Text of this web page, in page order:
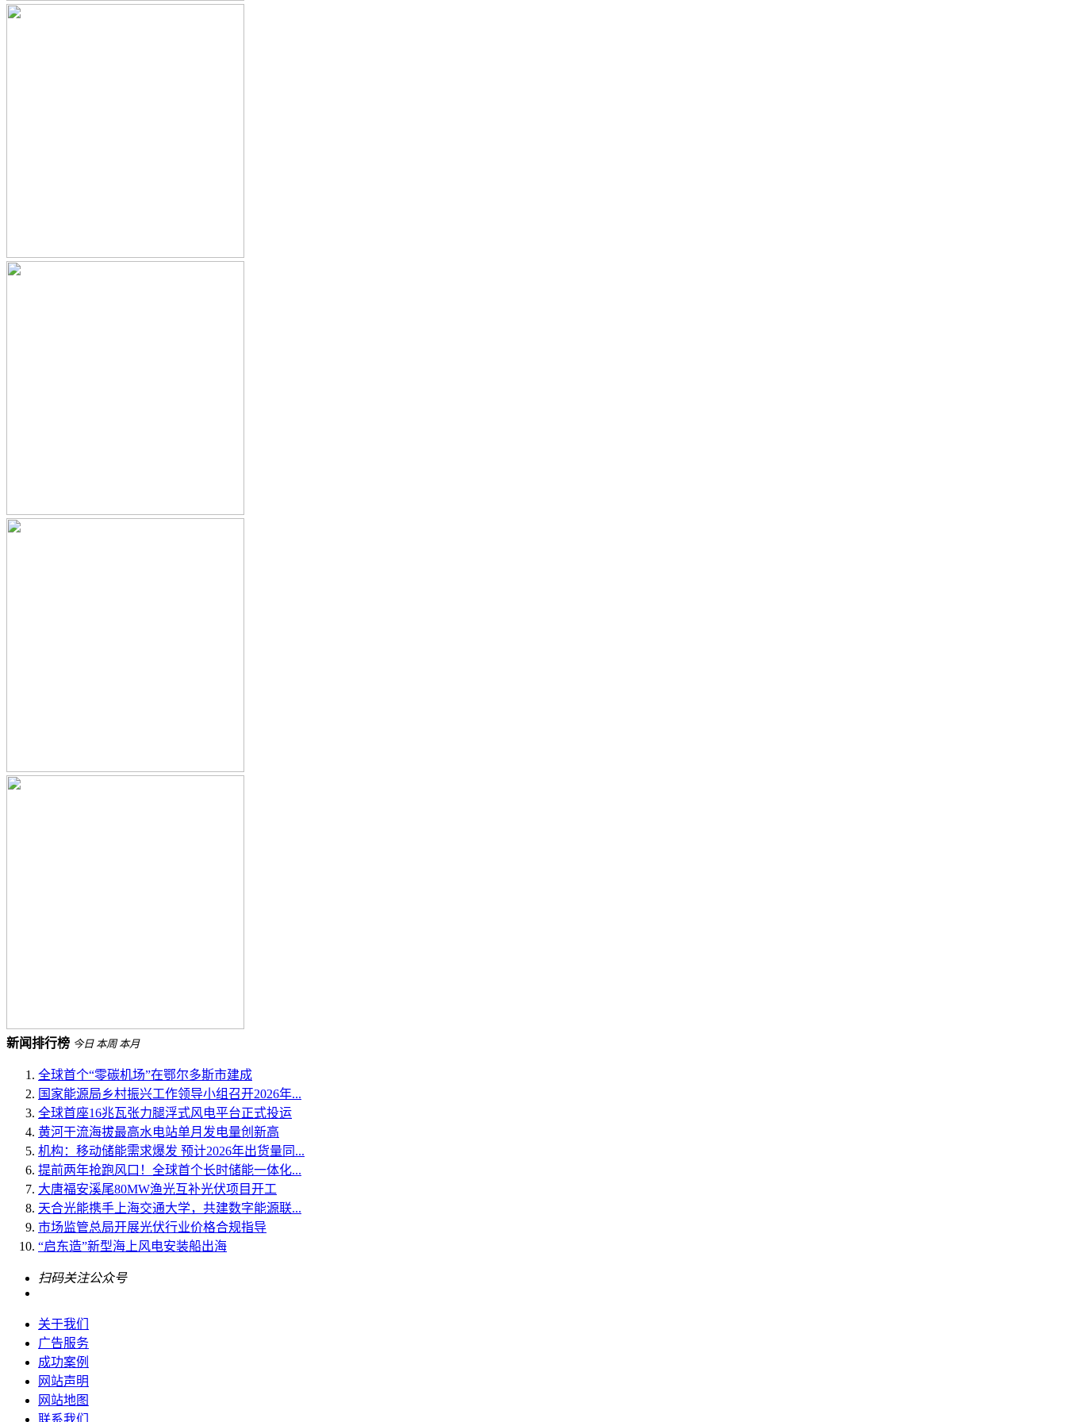
新闻排行榜 今日 本周 本月
全球首个“零碳机场”在鄂尔多斯市建成
国家能源局乡村振兴工作领导小组召开2026年...
全球首座16兆瓦张力腿浮式风电平台正式投运
黄河干流海拔最高水电站单月发电量创新高
机构：移动储能需求爆发 预计2026年出货量同...
提前两年抢跑风口！全球首个长时储能一体化...
大唐福安溪尾80MW渔光互补光伏项目开工
天合光能携手上海交通大学，共建数字能源联...
市场监管总局开展光伏行业价格合规指导
“启东造”新型海上风电安装船出海
扫码关注公众号
关于我们
广告服务
成功案例
网站声明
网站地图
联系我们